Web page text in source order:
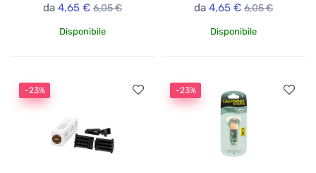
da 4,65 € 6,05 €
Disponibile
da 4,65 € 6,05 €
Disponibile
-23% -23%